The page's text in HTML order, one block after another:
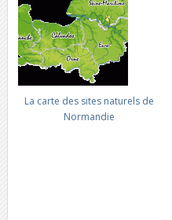
La carte des sites naturels de
Normandie